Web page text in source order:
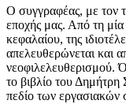
Ο συγγραφέας, με τον
εποχής μας. Από τη μία
κεφαλαίου, της
απελευθερώνεται και
νεοφιλελευθερισμού.
το βιβλίο του
πεδίο των εργασιακών